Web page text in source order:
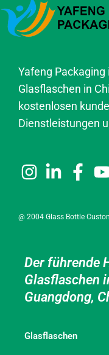
Yafeng
Glasflaschen in
kostenlosen
Dienstleistungen
@ 2004 Glass Bottle
Der führende
Glasflaschen
Guangdong,
Glasflaschen